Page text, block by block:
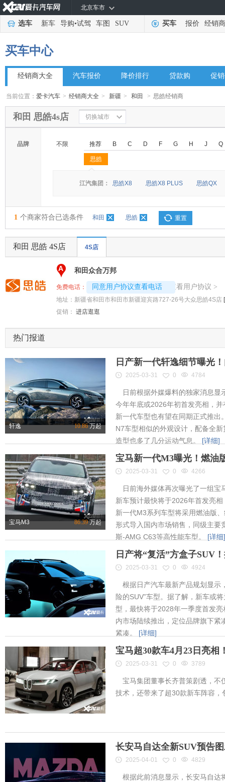
北京车市
选车 新车 导购•试驾 车图 SUV 买车 报价 经销商
买车中心
经销商大全 汽车报价 降价排行 贷款购 促
当前位置：爱卡汽车 > 经销商大全 > 新疆 > 和田 > 思皓经销商
和田 思皓4s店 切换城市
品牌 不限 推荐 B C D F G H J Q
思皓
◆
◆
江汽集团： 思皓X8 思皓X8 PLUS 思皓QX
1 个商家符合已选条件 和田 思皓 重置
和田 思皓 4S店 4S店
A 和田众合万邦
免费电话： 同意用户协议查看电话
4008194313-5614 查看用户协议 >
地址： 新疆省和田市和田市新疆迎宾路727-26号大众思皓4S店
促销： 进店逛逛
热门报道
轩逸 10.86万起
日产新一代轩逸细节曝光
2025-03-31 0 4784
日前根据外媒爆料的独家消息显
今年年底或2026年初首发亮相，
新一代车型也有望在同期正式推出
N7车型相似的外观设计，配备全
造型也多了几分运动气息。 [详细]
宝马M3 86.39万起
宝马新一代M3曝光！燃油
2025-03-31 0 4266
日前海外媒体再次曝光了一组宝
新车预计最快将于2026年首发亮
新一代M3系列车型将采用燃油版
形式导入国内市场销售，同级主要
斯-AMG C63等高性能车型。 [详细]
日产将“复活”方盒子SUV
2025-03-31 0 4924
根据日产汽车最新产品规划显示
险的SUV”车型。据了解，新车或
型，最快将于2028年一季度首发
内市场陆续推出，定位品牌旗下紧
紧凑。 [详细]
宝马超30款车4月23日亮
2025-03-31 0 3789
宝马集团董事长齐普策剧透，不
技术，还带来了超30款新车阵容
长安马自达全新SUV预告
2025-04-01 0 4829
根据此前消息显示，长安马自达